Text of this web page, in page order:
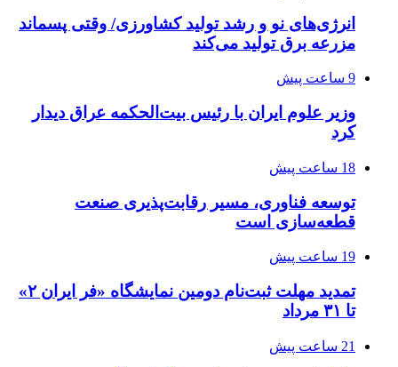
انرژی‌های نو و رشد تولید کشاورزی/ وقتی پسماند
مزرعه‌ برق تولید می‌کند
9 ساعت پیش
وزیر علوم ایران با رئیس بیت‌الحکمه عراق دیدار
کرد
18 ساعت پیش
توسعه فناوری، مسیر رقابت‌پذیری صنعت
قطعه‌سازی است
19 ساعت پیش
تمدید مهلت ثبت‌نام دومین نمایشگاه «فر ایران ۲»
تا ۳۱ مرداد
21 ساعت پیش